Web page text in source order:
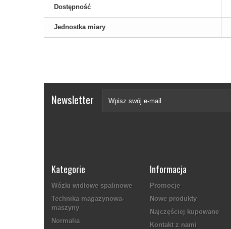
Dostępność
Jednostka miary
Newsletter
Kategorie
Wózki widłowe spalinowe
Technika magazynowa-
maszyny
Normalia
Informacja
Promocje
Nowe produkty
Najczęściej kupowane
Kontakt z nami